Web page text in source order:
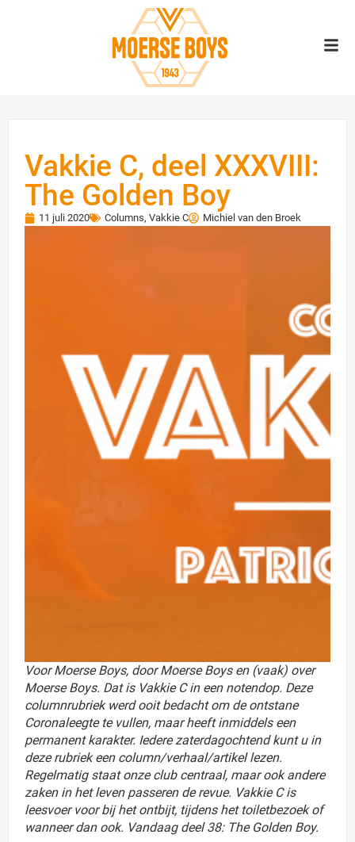
Vakkie C, deel XXXVIII:
The Golden Boy
11 juli 2020 Columns, Vakkie C Michiel van den Broek
Voor Moerse Boys, door Moerse Boys en (vaak) over
Moerse Boys. Dat is Vakkie C in een notendop. Deze
columnrubriek werd ooit bedacht om de ontstane
Coronaleegte te vullen, maar heeft inmiddels een
permanent karakter. Iedere zaterdagochtend kunt u in
deze rubriek een column/verhaal/artikel lezen.
Regelmatig staat onze club centraal, maar ook andere
zaken in het leven passeren de revue. Vakkie C is
leesvoer voor bij het ontbijt, tijdens het toiletbezoek of
wanneer dan ook. Vandaag deel 38: The Golden Boy.